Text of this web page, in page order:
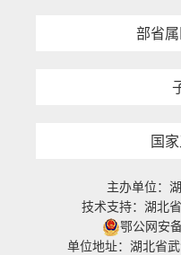
部省
国
主办单位：
技术支持：湖北
鄂公网安
单位地址：湖北省